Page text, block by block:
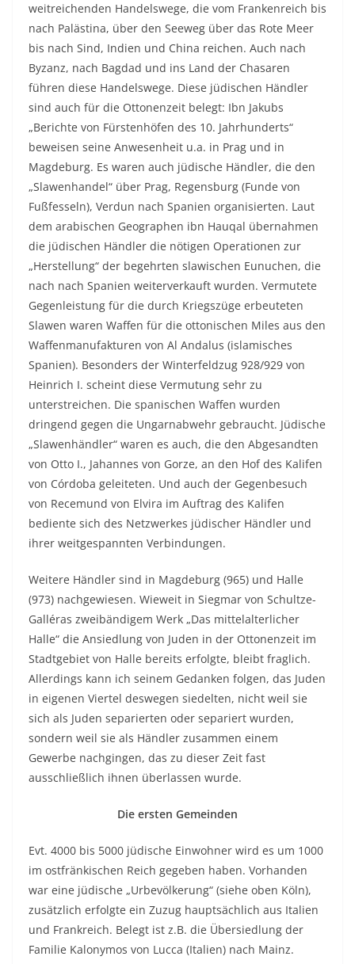
weitreichenden Handelswege, die vom Frankenreich bis
nach Palästina, über den Seeweg über das Rote Meer
bis nach Sind, Indien und China reichen. Auch nach
Byzanz, nach Bagdad und ins Land der Chasaren
führen diese Handelswege. Diese jüdischen Händler
sind auch für die Ottonenzeit belegt: Ibn Jakubs
„Berichte von Fürstenhöfen des 10. Jahrhunderts“
beweisen seine Anwesenheit u.a. in Prag und in
Magdeburg. Es waren auch jüdische Händler, die den
„Slawenhandel“ über Prag, Regensburg (Funde von
Fußfesseln), Verdun nach Spanien organisierten. Laut
dem arabischen Geographen ibn Hauqal übernahmen
die jüdischen Händler die nötigen Operationen zur
„Herstellung“ der begehrten slawischen Eunuchen, die
nach nach Spanien weiterverkauft wurden. Vermutete
Gegenleistung für die durch Kriegszüge erbeuteten
Slawen waren Waffen für die ottonischen Miles aus den
Waffenmanufakturen von Al Andalus (islamisches
Spanien). Besonders der Winterfeldzug 928/929 von
Heinrich I. scheint diese Vermutung sehr zu
unterstreichen. Die spanischen Waffen wurden
dringend gegen die Ungarnabwehr gebraucht. Jüdische
„Slawenhändler“ waren es auch, die den Abgesandten
von Otto I., Jahannes von Gorze, an den Hof des Kalifen
von Córdoba geleiteten. Und auch der Gegenbesuch
von Recemund von Elvira im Auftrag des Kalifen
bediente sich des Netzwerkes jüdischer Händler und
ihrer weitgespannten Verbindungen.
Weitere Händler sind in Magdeburg (965) und Halle
(973) nachgewiesen. Wieweit in Siegmar von Schultze-
Galléras zweibändigem Werk „Das mittelalterlicher
Halle“ die Ansiedlung von Juden in der Ottonenzeit im
Stadtgebiet von Halle bereits erfolgte, bleibt fraglich.
Allerdings kann ich seinem Gedanken folgen, das Juden
in eigenen Viertel deswegen siedelten, nicht weil sie
sich als Juden separierten oder separiert wurden,
sondern weil sie als Händler zusammen einem
Gewerbe nachgingen, das zu dieser Zeit fast
ausschließlich ihnen überlassen wurde.
Die ersten Gemeinden
Evt. 4000 bis 5000 jüdische Einwohner wird es um 1000
im ostfränkischen Reich gegeben haben. Vorhanden
war eine jüdische „Urbevölkerung“ (siehe oben Köln),
zusätzlich erfolgte ein Zuzug hauptsächlich aus Italien
und Frankreich. Belegt ist z.B. die Übersiedlung der
Familie Kalonymos von Lucca (Italien) nach Mainz.